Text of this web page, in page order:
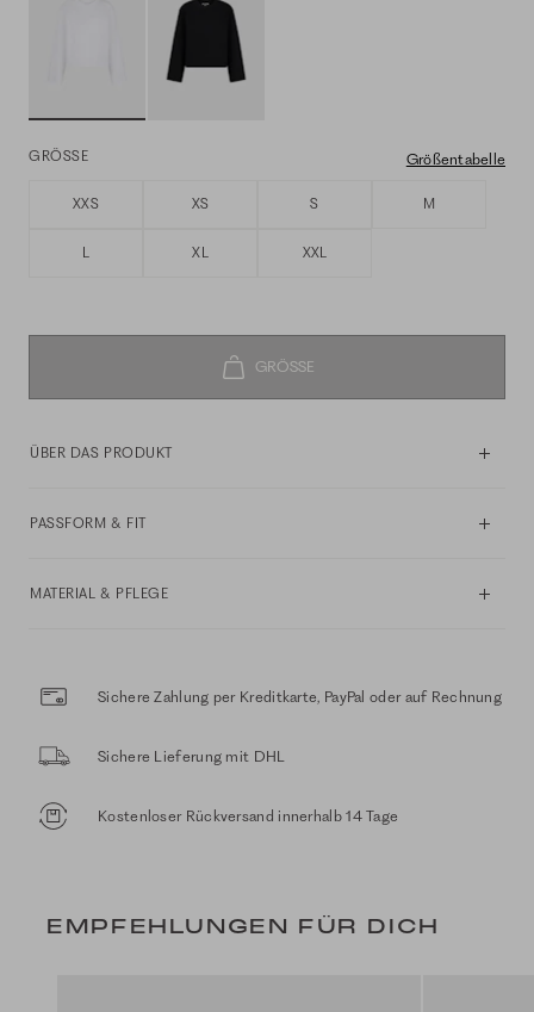
GRÖSSE Größentabelle
XXS XS S M
L XL XXL
ÜBER DAS PRODUKT
PASSFORM & FIT
MATERIAL & PFLEGE
Sichere Zahlung per Kreditkarte, PayPal oder auf Rechnung
Sichere Lieferung mit DHL
Kostenloser Rückversand innerhalb 14 Tage
EMPFEHLUNGEN FÜR DICH